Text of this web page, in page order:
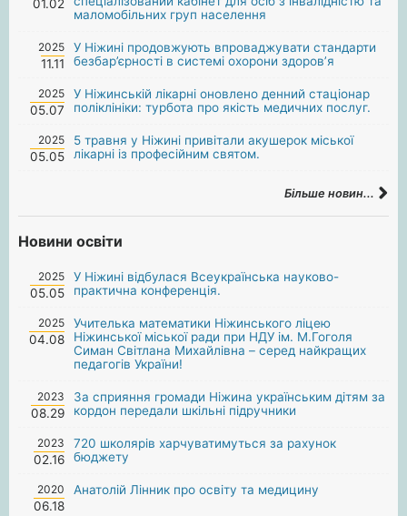
01.02
маломобільних груп населення
2025
11.11
У Ніжині продовжують впроваджувати стандарти
безбар’єрності в системі охорони здоров’я
2025
05.07
У Ніжинській лікарні оновлено денний стаціонар
поліклініки: турбота про якість медичних послуг.
2025
05.05
5 травня у Ніжині привітали акушерок міської
лікарні із професійним святом.
Більше новин...
Новини освіти
2025
05.05
У Ніжині відбулася Всеукраїнська науково-
практична конференція.
2025
04.08
Учителька математики Ніжинського ліцею
Ніжинської міської ради при НДУ ім. М.Гоголя
Симан Світлана Михайлівна – серед найкращих
педагогів України!
2023
08.29
За сприяння громади Ніжина українським дітям за
кордон передали шкільні підручники
2023
02.16
720 школярів харчуватимуться за рахунок
бюджету
2020
06.18
Анатолій Лінник про освіту та медицину